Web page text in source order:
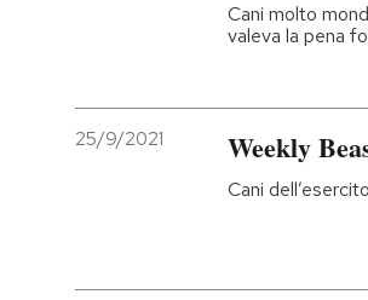
Cani molto
valeva la pena
25/9/2021 Weekly
Cani